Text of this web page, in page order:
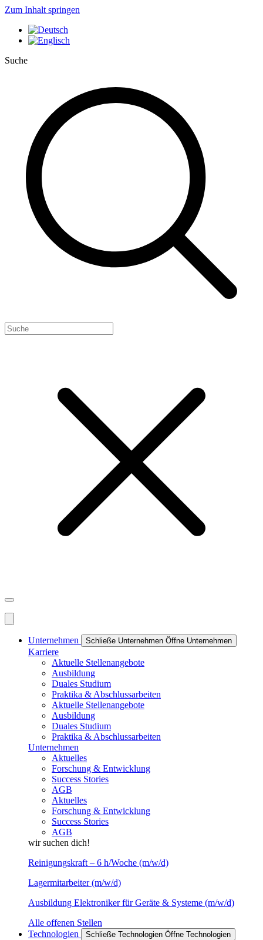
Zum Inhalt springen
Suche
Unternehmen Schließe Unternehmen Öffne Unternehmen
Karriere
Aktuelle Stellenangebote
Ausbildung
Duales Studium
Praktika & Abschlussarbeiten
Aktuelle Stellenangebote
Ausbildung
Duales Studium
Praktika & Abschlussarbeiten
Unternehmen
Aktuelles
Forschung & Entwicklung
Success Stories
AGB
Aktuelles
Forschung & Entwicklung
Success Stories
AGB
wir suchen dich!
Reinigungskraft – 6 h/Woche (m/w/d)
Lagermitarbeiter (m/w/d)
Ausbildung Elektroniker für Geräte & Systeme (m/w/d)
Alle offenen Stellen
Technologien
Schließe Technologien Öffne Technologien